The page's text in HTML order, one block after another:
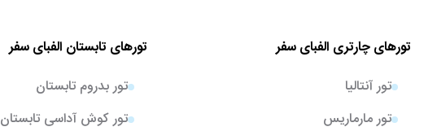
تورهای چارتری الفبای سفر
تور آنتالیا
تور مارماریس
تورهای تابستان الفبای سفر
تور بدروم تابستان
تور کوش آداسی تابستان